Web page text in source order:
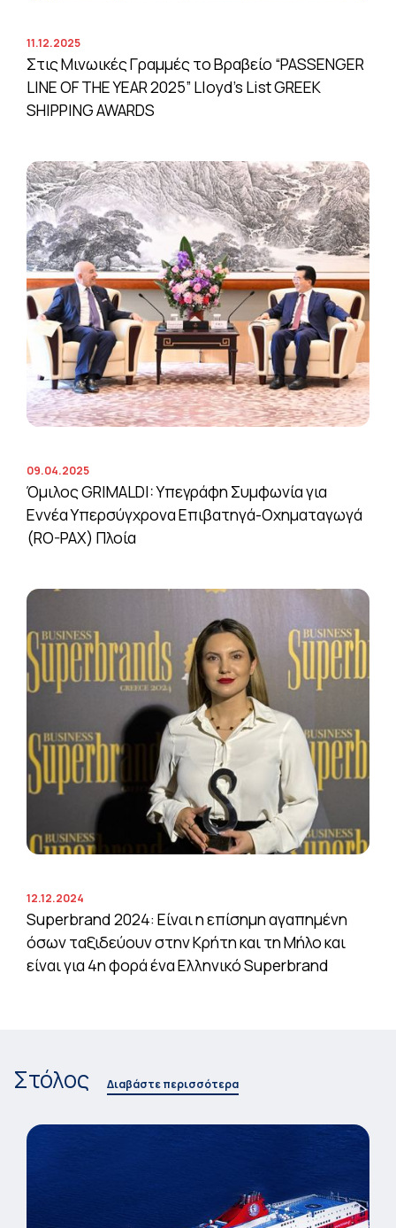
11.12.2025
Στις Μινωικές Γραμμές το Βραβείο “PASSENGER
LINE OF THE YEAR 2025” Lloyd’s List GREEK
SHIPPING AWARDS
09.04.2025
Όμιλος GRIMALDI: Υπεγράφη Συμφωνία για
Εννέα Υπερσύγχρονα Επιβατηγά-Οχηματαγωγά
(RO-PAX) Πλοία
12.12.2024
Superbrand 2024: Είναι η επίσημη αγαπημένη
όσων ταξιδεύουν στην Κρήτη και τη Μήλο και
είναι για 4η φορά ένα Ελληνικό Superbrand
Στόλος Διαβάστε περισσότερα